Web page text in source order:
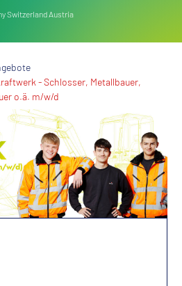
Switzerland Austria
- Schlosser, Metallbauer,
o.ä. m/w/d